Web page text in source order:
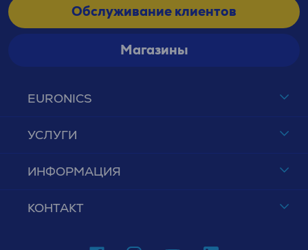
EURONICS
УСЛУГИ
ИНФОРМАЦИЯ
КОНТАКТ
Обслуживание клиентов
Магазины